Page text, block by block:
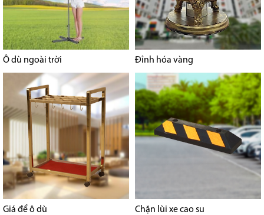
Ô dù ngoài trời Đỉnh hóa vàng
Giá để ô dù Chặn lùi xe cao su